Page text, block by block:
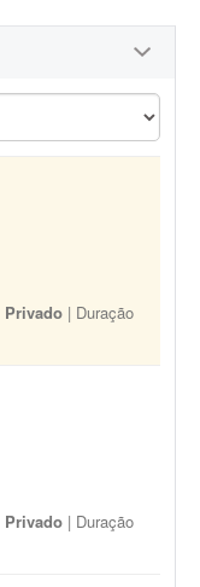
Privado | Duração
Privado | Duração